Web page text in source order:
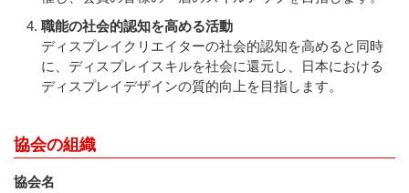
職能の社会的認知を高める活動
ディスプレイクリエイターの社会的認知を高めると同時
に、ディスプレイスキルを社会に還元し、日本における
ディスプレイデザインの質的向上を目指します。
協会の組織
協会名